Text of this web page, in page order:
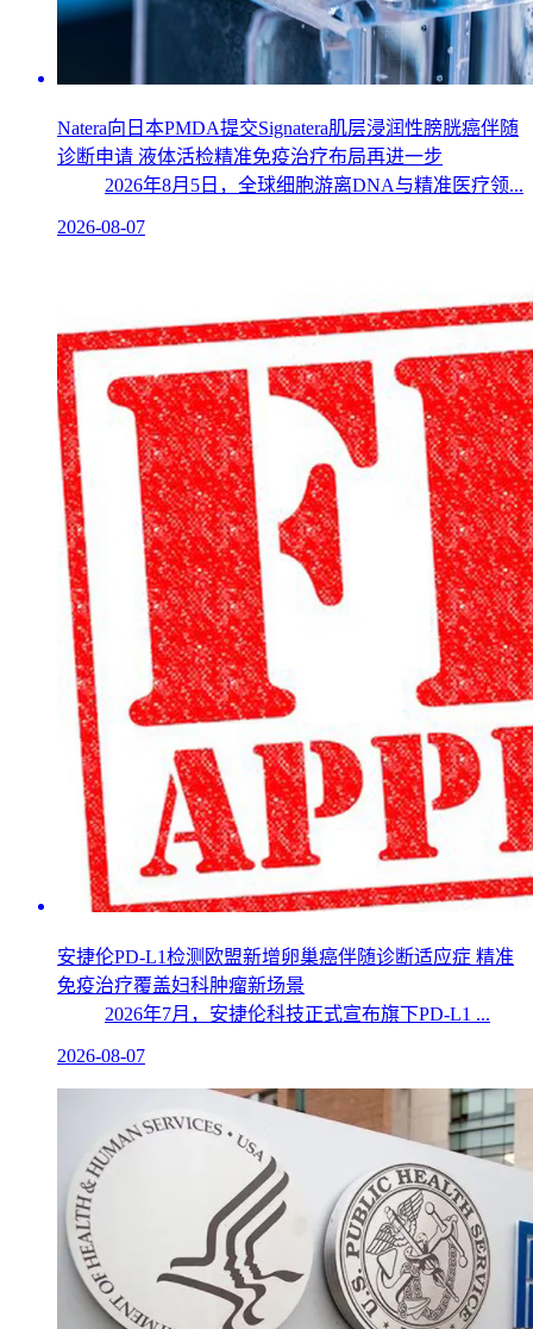
Natera向日本PMDA提交Signatera肌层浸润性膀胱癌伴随
诊断申请 液体活检精准免疫治疗布局再进一步
2026年8月5日，全球细胞游离DNA与精准医疗领...
2026-08-07
安捷伦PD-L1检测欧盟新增卵巢癌伴随诊断适应症 精准
免疫治疗覆盖妇科肿瘤新场景
2026年7月，安捷伦科技正式宣布旗下PD-L1 ...
2026-08-07